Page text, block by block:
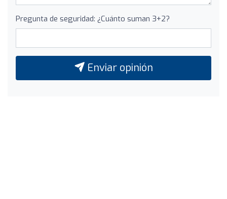
Pregunta de seguridad: ¿Cuánto suman 3+2?
Enviar opinión